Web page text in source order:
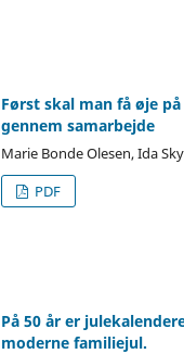
Først skal man få øje
gennem samarbejde
Marie Bonde Olesen, Ida
PDF
På 50 år er
moderne familiejul.